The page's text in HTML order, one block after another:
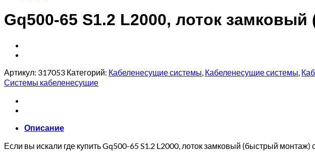
Gq500-65 S1.2 L2000, лоток
Артикул: 317053 Категорий: Кабеленесущие системы, Кабеленесущие системы,
Системы кабеленесущие
Описание
Если вы искали где купить Gq500-65 S1.2 L2000, лоток замковый (быстрый